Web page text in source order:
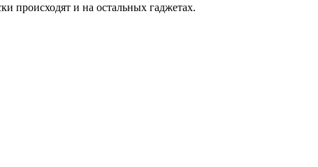
происходят и на остальных гаджетах.